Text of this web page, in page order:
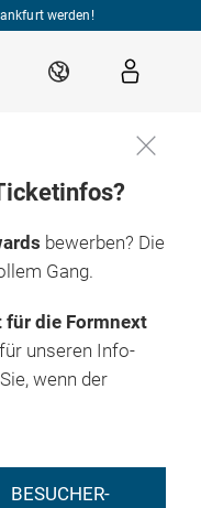
werden!
DE
bewerben? Die
Gang.
für die Formnext
unseren Info-
wenn der
BESUCHER-